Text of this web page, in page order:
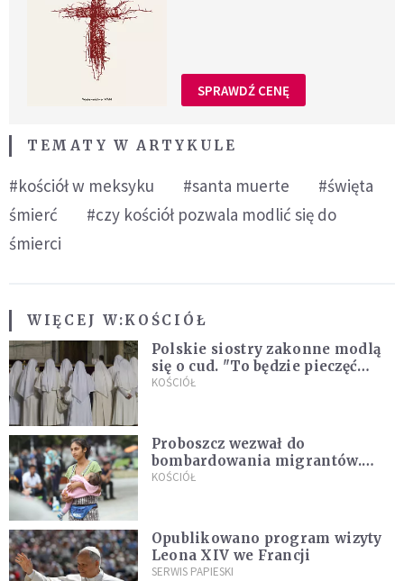
SPRAWDŹ CENĘ
TEMATY W ARTYKULE
#kościół w meksyku #santa muerte
#święta
śmierć
#czy kościół pozwala modlić się do
śmierci
WIĘCEJ W:KOŚCIÓŁ
Polskie siostry zakonne modlą
się o cud. "To będzie pieczęć
Pana Boga dla naszej wiary"
KOŚCIÓŁ
Proboszcz wezwał do
bombardowania migrantów.
"Masowy ogień przeciwko
KOŚCIÓŁ
Opublikowano program wizyty
Leona XIV we Francji
SERWIS PAPIESKI